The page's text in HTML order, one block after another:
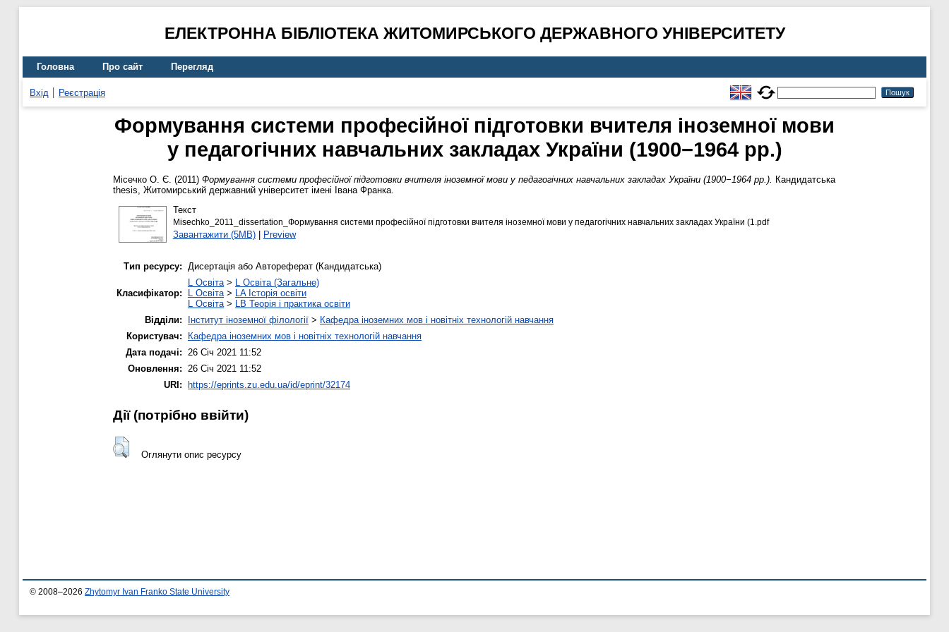
ЕЛЕКТРОННА БІБЛІОТЕКА ЖИТОМИРСЬКОГО ДЕРЖАВНОГО УНІВЕРСИТЕТУ
Головна Про сайт Перегляд
Вхід Реєстрація
Формування системи професійної підготовки вчителя іноземної мови
у педагогічних навчальних закладах України (1900−1964 рр.)
Місечко О. Є. (2011) Формування системи професійної підготовки вчителя іноземної мови у педагогічних навчальних закладах України (1900−1964 рр.). Кандидатська
thesis, Житомирський державний університет імені Івана Франка.
Текст
Misechko_2011_dissertation_Формування системи професійної підготовки вчителя іноземної мови у педагогічних навчальних закладах України (1.pdf
Завантажити (5MB)| Preview
Тип ресурсу: Дисертація або Автореферат (Кандидатська)
Класифікатор:
L Освіта> L Освіта (Загальне)
L Освіта> LA Історія освіти
L Освіта> LB Теорія і практика освіти
Відділи:
Інститут іноземної філології > Кафедра іноземних мов і новітніх технологій навчання
Користувач:
Кафедра іноземних мов і новітніх технологій навчання
Дата подачі: 26 Січ 2021 11:52
Оновлення: 26 Січ 2021 11:52
URI:
https://eprints.zu.edu.ua/id/eprint/32174
Дії ​​(потрібно ввійти)
Оглянути опис ресурсу
© 2008–2026 Zhytomyr Ivan Franko State University